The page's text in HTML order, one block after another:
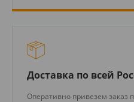
Доставка по всей
Оперативно привезем заказ